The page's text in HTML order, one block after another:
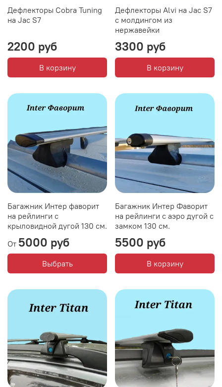
Дефлекторы Cobra Tuning
на Jac S7
2200 руб
В корзину
Дефлекторы Alvi на Jac S7
с молдингом из
нержавейки
3300 руб
В корзину
Багажник Интер фаворит
на рейлинги с
крыловидной дугой 130 см.
От 5000 руб
Выбрать
Багажник Интер Фаворит
на рейлинги с аэро дугой с
замком 130 см.
5500 руб
В корзину